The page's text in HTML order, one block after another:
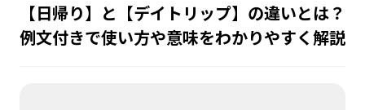
【日帰り】と【デイトリップ】の違いとは？
例文付きで使い方や意味をわかりやすく解説